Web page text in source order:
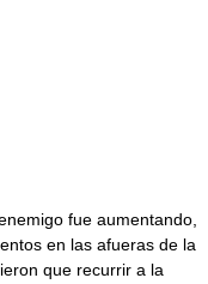
fue aumentando,
en las afueras de la
que recurrir a la